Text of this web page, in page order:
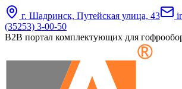
г. Шадринск, Путейская улица, 43
(35253) 3-00-50
B2B портал комплектующих для